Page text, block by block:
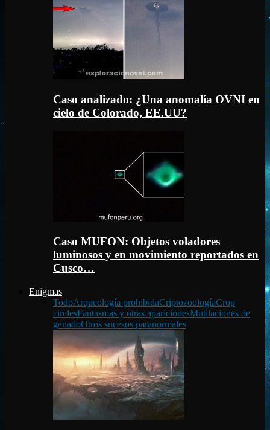
Caso analizado: ¿Una anomalía OVNI en
cielo de Colorado, EE.UU?
Caso MUFON: Objetos voladores
luminosos y en movimiento reportados en
Cusco…
Enigmas
TodoArqueología prohibidaCriptozoologíaCrop
circlesFantasmas y otras aparicionesMutilaciones de
ganadoOtros sucesos paranormales